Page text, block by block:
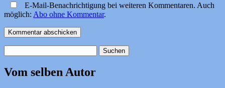
E-Mail-Benachrichtigung bei weiteren Kommentaren. Auch
möglich: Abo ohne Kommentar.
nach:
Vom selben Autor